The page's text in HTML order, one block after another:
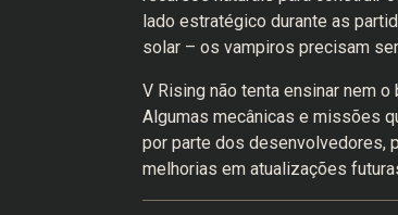
lado estratégico durante as
solar – os vampiros precisam
V Rising não tenta ensinar nem
Algumas mecânicas e missões
por parte dos desenvolvedores,
melhorias em atualizações